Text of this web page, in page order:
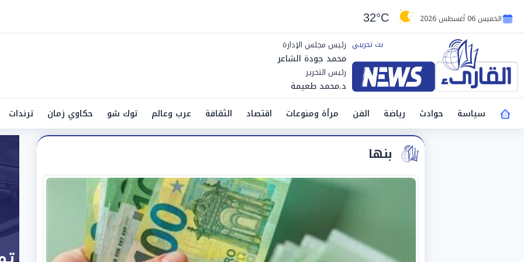
الخميس 06 أغسطس 2026 32°C
رئيس مجلس الإدارة
محمد جودة الشاعر
رئيس التحرير
د.محمد طعيمة
سياسة
حوادث رياضة الفن مرأة ومنوعات اقتصاد الثقافة عرب وعالم توك شو حكاوي زمان ترندات
بنها